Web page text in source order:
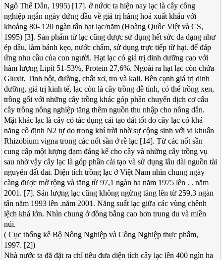
Ngô Thế Dân, 1995) [17]. ở nứơc ta hiện nay lạc là cây công
nghiệp ngắn ngày đứng đầu về giá trị hàng hoá xuất khẩu với
khoảng 80- 120 ngàn tấn hạt lạc/năm (Hoàng Quốc Việt và CS,
1995) [3]. Sản phẩm từ lạc cũng được sử dụng hết sức đa dạng như
ép dầu, làm bánh kẹo, nước chấm, sử dụng trực tiếp từ hạt. để đáp
ứng nhu cầu của con người. Hạt lạc có giá trị dinh dưỡng cao với
hàm lượng Lipít 51-53%, Protein 27,6%. Ngoài ra hạt lạc còn chứa
Gluxit, Tinh bột, đường, chất xơ, tro và kali. Bên cạnh giá trị dinh
dưỡng, giá trị kinh tế, lạc còn là cây trồng dễ tính, có thể trồng xen,
trồng gối với những cây trồng khác góp phần chuyển dịch cơ cấu
cây trồng nông nghiệp tăng thêm nguồn thu nhập cho nông dân.
Mặt khác lạc là cây có tác dụng cải tạo đất tốt do cây lạc có khả
năng cố định N2 tự do trong khí trời nhờ sự cộng sinh với vi khuẩn
Rhizobium vigna trong các nốt sần ở rễ lạc [14]. Từ các nốt sần
cung cấp một lượng đạm đáng kể cho cây và những cây trồng vụ
sau nhờ vậy cây lạc là góp phần cải tạo và sử dụng lâu dài nguồn tài
nguyên đất đai. Diện tích trồng lạc ở Việt Nam nhìn chung ngày
càng được mở rộng và tăng từ 97,1 ngàn ha năm 1975 lên . . năm
2001. [7]. Sản lượng lạc cũng không ngừng tăng lên từ 259,3 ngàn
tấn năm 1993 lên .năm 2001. Năng suất lạc giữa các vùng chênh
lệch khá lớn. Nhìn chung ở đồng bằng cao hơn trung du và miền
núi.
( Cục thống kê Bộ Nông Nghiệp và Công Nghiệp thực phẩm,
1997. [2])
Nhà nước ta đã đặt ra chỉ tiêu đưa diện tích cây lạc lên 400 ngìn ha